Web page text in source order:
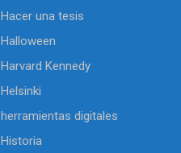
Hacer una tesis
Halloween
Harvard Kennedy
Helsinki
herramientas digitales
Historia